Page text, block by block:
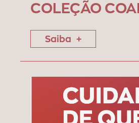
COLEÇÃO
Saiba